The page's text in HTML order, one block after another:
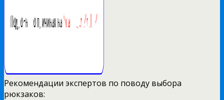
Рекомендации экспертов по поводу выбора
рюкзаков: